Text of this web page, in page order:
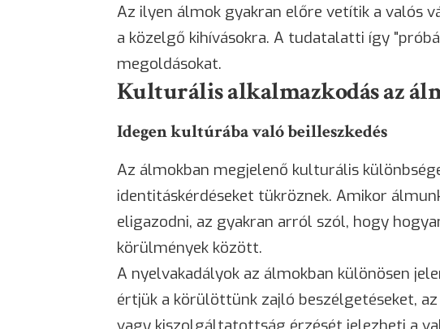
Az ilyen álmok gyakran előre vetítik a valós
a közelgő kihívásokra. A tudatalatti így
megoldásokat.
Kulturális alkalmazkodás az
Idegen kultúrába való beilleszkedés
Az álmokban megjelenő kulturális
identitáskérdéseket tükröznek. Amikor
eligazodni, az gyakran arról szól, hogy
körülmények között.
A nyelvakadályok az álmokban különösen
értjük a körülöttünk zajló beszélgetéseket, az